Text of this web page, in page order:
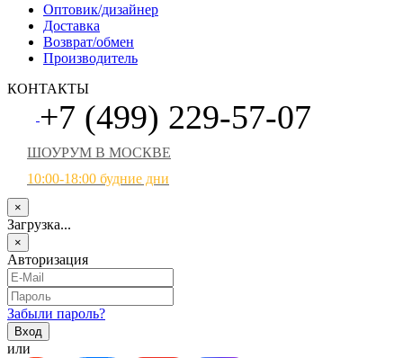
Оптовик/дизайнер
Доставка
Возврат/обмен
Производитель
КОНТАКТЫ
+7 (499) 229-57-07
ШОУРУМ В МОСКВЕ
10:00-18:00 будние дни
×
Загрузка...
×
Авторизация
Забыли пароль?
или